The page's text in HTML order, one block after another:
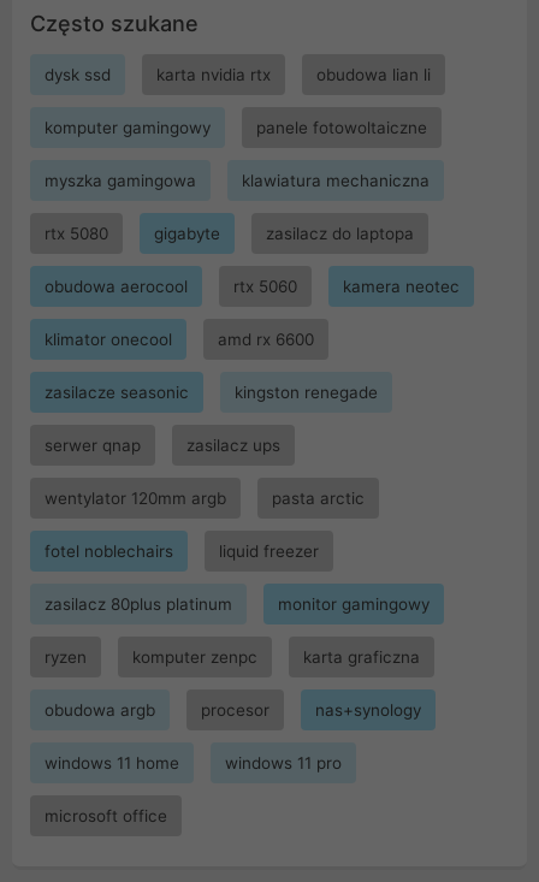
Często szukane
dysk ssd karta nvidia rtx obudowa lian li
komputer gamingowy panele fotowoltaiczne
myszka gamingowa klawiatura mechaniczna
rtx 5080 gigabyte zasilacz do laptopa
obudowa aerocool rtx 5060 kamera neotec
klimator onecool amd rx 6600
zasilacze seasonic kingston renegade
serwer qnap zasilacz ups
wentylator 120mm argb pasta arctic
fotel noblechairs liquid freezer
zasilacz 80plus platinum monitor gamingowy
ryzen komputer zenpc karta graficzna
obudowa argb procesor nas+synology
windows 11 home windows 11 pro
microsoft office